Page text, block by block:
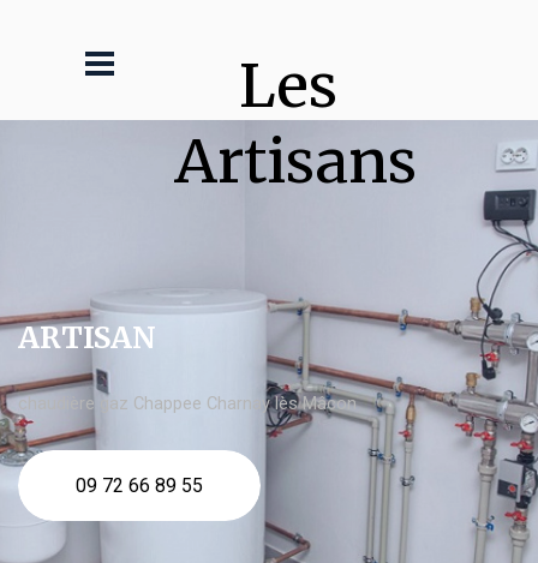
Les
Artisans
ARTISAN
chaudière gaz Chappee Charnay lès Mâcon
09 72 66 89 55